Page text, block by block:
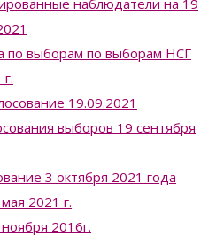
наблюдатели на 19
по выборам по выборам НСГ
19.09.2021
выборов 19 сентября
3 октября 2021 года
2021 г.
2016г.